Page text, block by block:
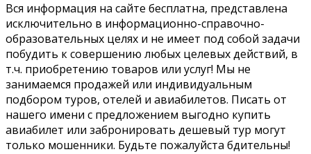
Вся информация на сайте бесплатна, представлена
исключительно в информационно-справочно-
образовательных целях и не имеет под собой задачи
побудить к совершению любых целевых действий, в
т.ч. приобретению товаров или услуг! Мы не
занимаемся продажей или индивидуальным
подбором туров, отелей и авиабилетов. Писать от
нашего имени с предложением выгодно купить
авиабилет или забронировать дешевый тур могут
только мошенники. Будьте пожалуйста бдительны!